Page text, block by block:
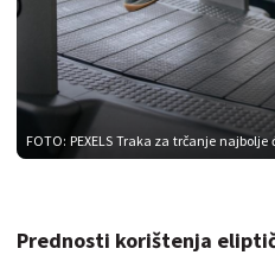
FOTO: PEXELS Traka za trčanje najbolje
Prednosti korištenja